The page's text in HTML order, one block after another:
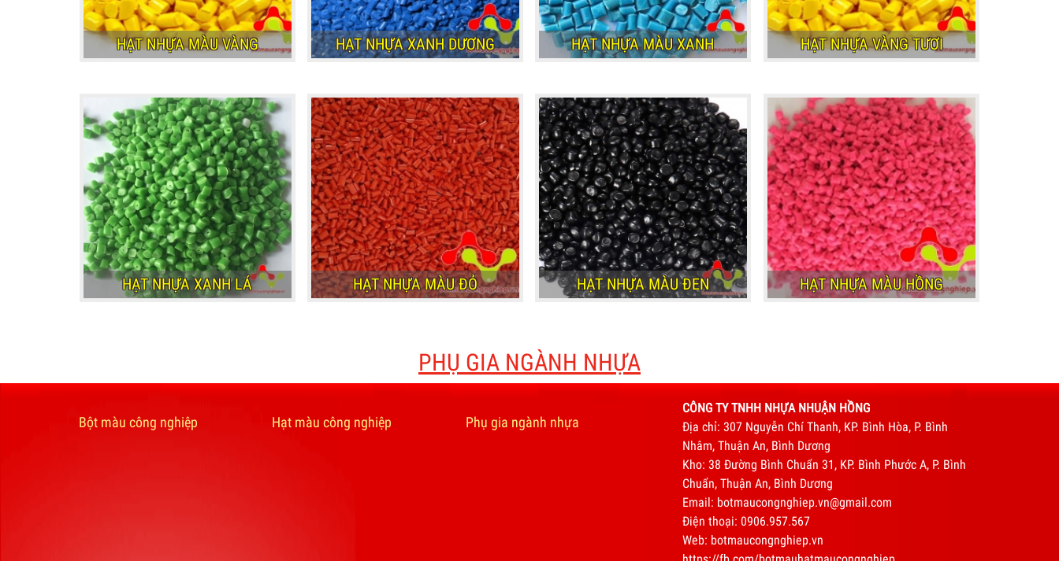
HẠT NHỰA MÀU VÀNG
HẠT NHỰA MÀU VÀNG
HẠT NHỰA XANH DƯƠNG
HẠT NHỰA XANH DƯƠNG
HẠT NHỰA MÀU XANH
HẠT NHỰA MÀU XANH
HẠT NHỰA VÀNG TƯƠI
HẠT NHỰA VÀNG TƯƠI
HẠT NHỰA XANH LÁ
HẠT NHỰA MÀU ĐỎ
HẠT NHỰA MÀU ĐỎ
HẠT NHỰA MÀU ĐEN
HẠT NHỰA MÀU ĐEN HẠT NHỰA MÀU HỒNG
PHỤ GIA NGÀNH NHỰA
Bột màu công nghiệp Hạt màu công nghiệp Phụ gia ngành nhựa
CÔNG TY TNHH NHỰA NHUẬN HỒNG
Địa chỉ: 307 Nguyễn Chí Thanh, KP. Bình Hòa, P. Bình
Nhâm, Thuận An, Bình Dương
Kho: 38 Đường Bình Chuẩn 31, KP. Bình Phước A, P. Bình
Chuẩn, Thuận An, Bình Dương
Email: botmaucongnghiep.vn@gmail.com
Điện thoại: 0906.957.567
Web: botmaucongnghiep.vn